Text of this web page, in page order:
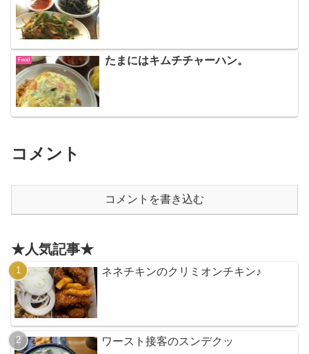
Food たまにはキムチチャーハン。
コメント
コメントを書き込む
★人気記事★
ネネチキンのクリミオンチキン♪
ワースト接客のスンデクッ